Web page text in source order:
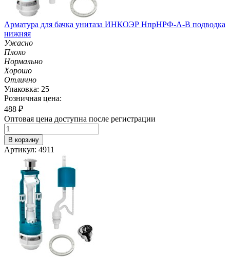
Арматура для бачка унитаза ИНКОЭР НпрНРФ-А-В подводка
нижняя
Ужасно
Плохо
Нормально
Хорошо
Отлично
Упаковка: 25
Розничная цена:
488 ₽
Оптовая цена доступна после регистрации
В корзину
Артикул: 4911